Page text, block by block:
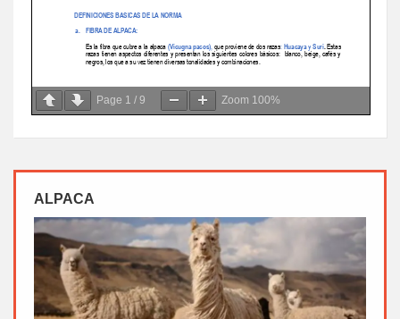
Page 1 / 9 Zoom 100%
ALPACA